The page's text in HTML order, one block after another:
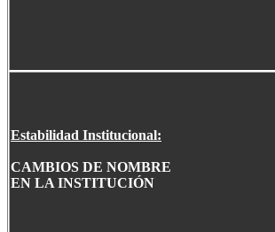
Estabilidad Institucional:
CAMBIOS DE NOMBRE
EN LA INSTITUCIÓN